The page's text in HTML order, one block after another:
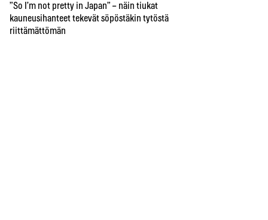
”So I’m not pretty in Japan” – näin tiukat
kauneusihanteet tekevät söpöstäkin tytöstä
riittämättömän